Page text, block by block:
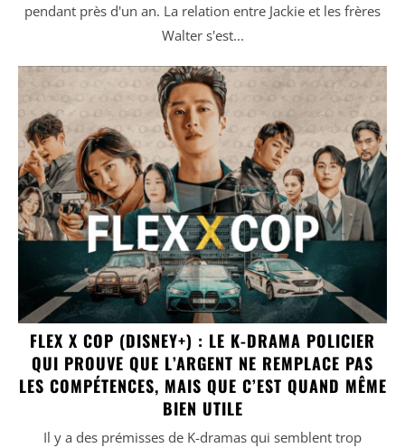
pendant près d'un an. La relation entre Jackie et les frères
Walter s'est...
FLEX X COP (DISNEY+) : LE K-DRAMA POLICIER
QUI PROUVE QUE L’ARGENT NE REMPLACE PAS
LES COMPÉTENCES, MAIS QUE C’EST QUAND MÊME
BIEN UTILE
Il y a des prémisses de K-dramas qui semblent trop